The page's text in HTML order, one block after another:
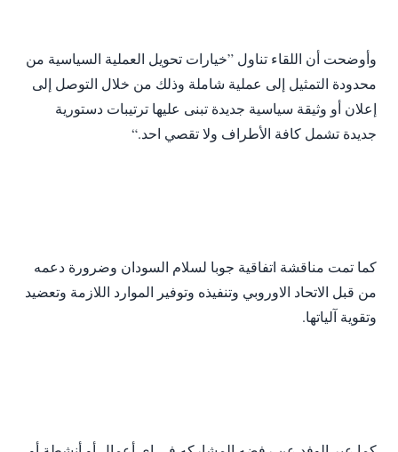
وأوضحت أن اللقاء تناول ”خيارات تحويل العملية السياسية من
محدودة التمثيل إلى عملية شاملة وذلك من خلال التوصل إلى
إعلان أو وثيقة سياسية جديدة تبنى عليها ترتيبات دستورية
جديدة تشمل كافة الأطراف ولا تقصي احد.“
كما تمت مناقشة اتفاقية جوبا لسلام السودان وضرورة دعمه
من قبل الاتحاد الاوروبي وتنفيذه وتوفير الموارد اللازمة وتعضيد
وتقوية آلياتها.